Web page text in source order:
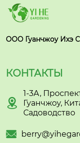
ООО Гуанчжоу Ихэ
КОНТАКТЫ

1-3А,
Гуанчжоу,
Садоводство
